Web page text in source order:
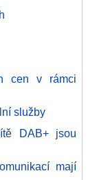
cen v rámci
služby
DAB+ jsou
mají